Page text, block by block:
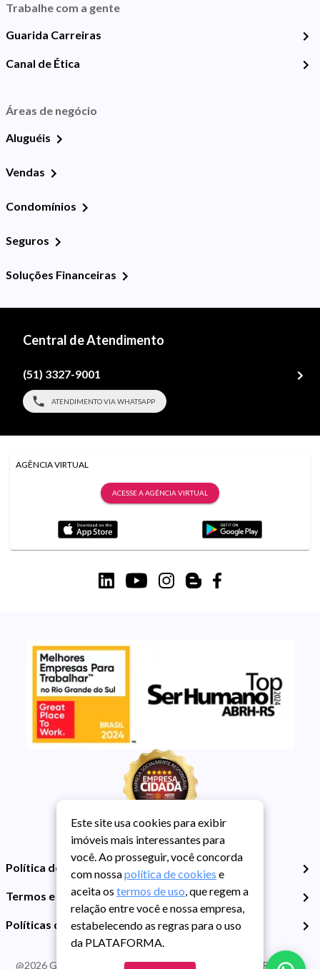
Trabalhe com a gente
Guarida Carreiras
Canal de Ética
Áreas de negócio
Aluguéis
Vendas
Condomínios
Seguros
Soluções Financeiras
Central de Atendimento
(51) 3327-9001
ATENDIMENTO VIA WHATSAPP
AGÊNCIA VIRTUAL
ACESSE A AGÊNCIA VIRTUAL
Política de Privacidade
Termos e Condições de Uso
Políticas de Cookies
@2026Guarida Imóvel. Todos os direitos reservados. CRECI RS -
Este site usa cookies para exibir
imóveis mais interessantes para
você. Ao prosseguir, você concorda
com nossapolítica de cookies e
aceita os termos de uso, que regem a
relação entre você e nossa empresa,
estabelecendo as regras para o uso
da PLATAFORMA.